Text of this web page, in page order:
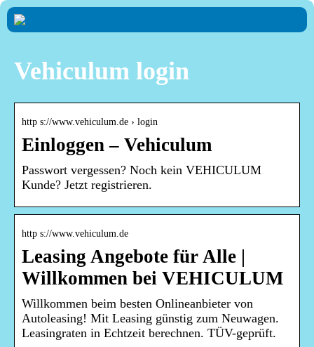
Vehiculum login
http s://www.vehiculum.de › login
Einloggen – Vehiculum
Passwort vergessen? Noch kein VEHICULUM
Kunde? Jetzt registrieren.
http s://www.vehiculum.de
Leasing Angebote für Alle |
Willkommen bei VEHICULUM
Willkommen beim besten Onlineanbieter von
Autoleasing! Mit Leasing günstig zum Neuwagen.
Leasingraten in Echtzeit berechnen. TÜV-geprüft.